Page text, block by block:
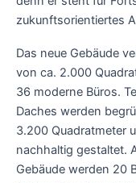
zukunftsorientiertes
Das neue Gebäude
von ca. 2.000
36 moderne Büros.
Daches werden
3.200 Quadratmeter
nachhaltig gestaltet.
Gebäude werden 20